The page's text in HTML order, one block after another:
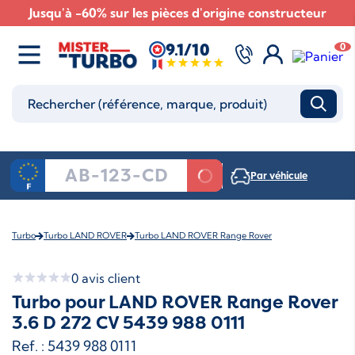
Jusqu'à -60% sur les pièces d'origine constructeur
9.1/10 0
Par véhicule
Turbo Turbo LAND ROVER Turbo LAND ROVER Range Rover
0 avis client
Turbo pour LAND ROVER Range Rover
3.6 D 272 CV 5439 988 0111
Ref. : 5439 988 0111